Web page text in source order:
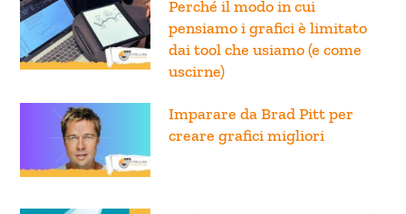
Perché il modo in cui
pensiamo i grafici è limitato
dai tool che usiamo (e come
uscirne)
Imparare da Brad Pitt per
creare grafici migliori